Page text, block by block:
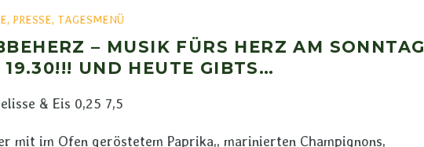
, PRESSE, TAGESMENÜ
– MUSIK FÜRS HERZ AM SONNTAG
UND HEUTE GIBTS…
& Eis 0,25 7,5
mit im Ofen geröstetem Paprika,, marinierten Champignons,